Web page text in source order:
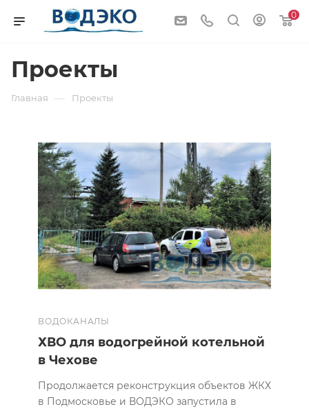
0
Проекты
Главная — Проекты
ВОДОКАНАЛЫ
ХВО для водогрейной котельной
в Чехове
Продолжается реконструкция объектов ЖКХ
в Подмосковье и ВОДЭКО запустила в